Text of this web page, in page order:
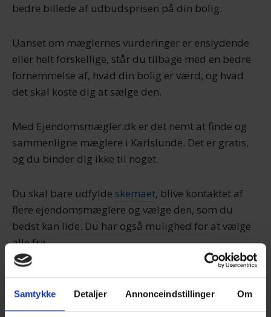
Samtykke Detaljer Annonceindstillinger Om
bedre billede af udbudsprisen på din bolig.
Uanset om mæglernes vurderinger er enslydende
eller helt forskellige, står du tilbage med en bedre
fornemmelse af, hvad din bolig er værd, og hvad
det skal koste dig at sælge den.
Med Ejendomsmægler.dk er det nemt at finde og
sammenligne mæglere i Karlslunde. Det er gratis,
og du binder dig ikke til noget.
Du skal bare udfylde skemaet, blive kontaktet af
flere ejendomsmæglere og vælge den, som du
bedst kan lide. Du har også mulighed for at vælge
alle fra.